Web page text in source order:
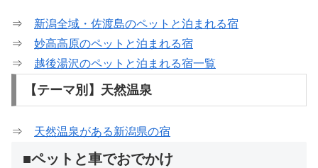
⇒ 新潟全域・佐渡島のペットと泊まれる宿
⇒ 妙高高原のペットと泊まれる宿
⇒ 越後湯沢のペットと泊まれる宿一覧
【テーマ別】天然温泉
⇒ 天然温泉がある新潟県の宿
■ペットと車でおでかけ